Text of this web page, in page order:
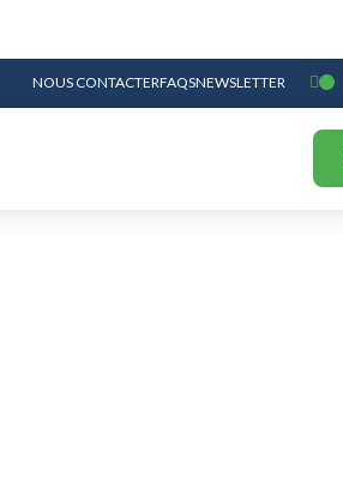
NOUS CONTACTERFAQSNEWSLETTER